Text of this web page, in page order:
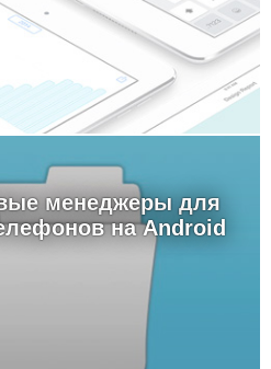
менеджеры для
на Android